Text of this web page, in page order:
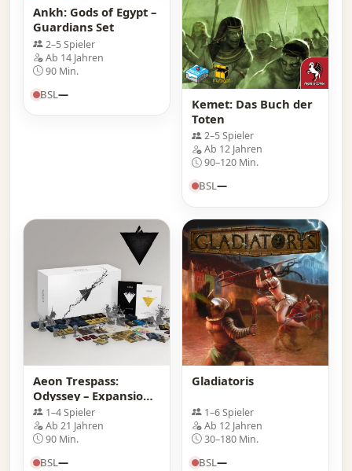
Ankh: Gods of Egypt –
Guardians Set
2–5 Spieler
Ab 14 Jahren
90 Min.
BSL—
Kemet: Das Buch der
Toten
2–5 Spieler
Ab 12 Jahren
90–120 Min.
BSL—
Aeon Trespass:
Odyssey – Expansions
Box1–4 Spieler
Ab 21 Jahren
90 Min.
BSL—
Gladiatoris
1–6 Spieler
Ab 12 Jahren
30–180 Min.
BSL—